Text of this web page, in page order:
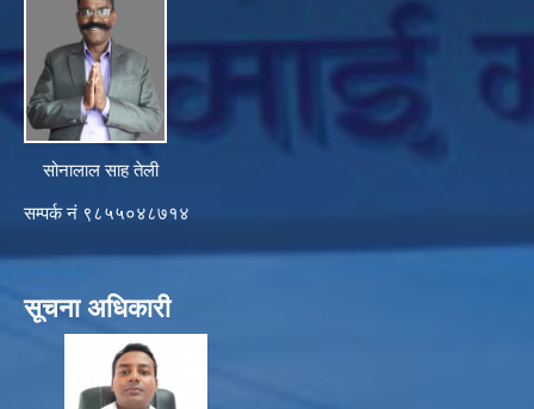
सोनालाल साह तेली
सम्पर्क नं ९८५५०४८७१४
सूचना अधिकारी